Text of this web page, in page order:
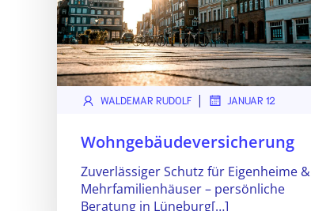
WALDEMAR RUDOLF | JANUAR 12
Wohngebäudeversicherung
Zuverlässiger Schutz für Eigenheime &
Mehrfamilienhäuser – persönliche
Beratung in Lüneburg[…]